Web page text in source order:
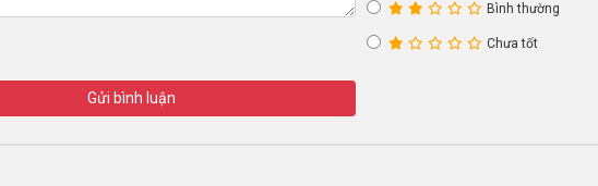
Bình thường
Chưa tốt
Gửi bình luận